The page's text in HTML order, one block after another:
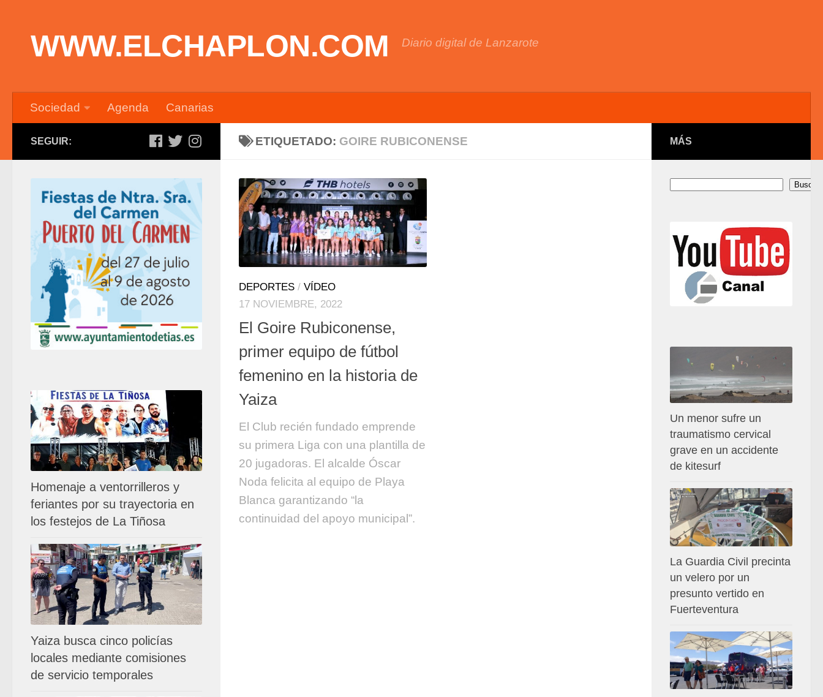
WWW.ELCHAPLON.COM Diario digital de Lanzarote
Sociedad Agenda Canarias
ETIQUETADO: GOIRE RUBICONENSE
DEPORTES / VÍDEO
17 NOVIEMBRE, 2022
El Goire Rubiconense,
primer equipo de fútbol
femenino en la historia de
Yaiza
El Club recién fundado emprende
su primera Liga con una plantilla de
20 jugadoras. El alcalde Óscar
Noda felicita al equipo de Playa
Blanca garantizando “la
continuidad del apoyo municipal”.
SEGUIR:
Homenaje a ventorrilleros y
feriantes por su trayectoria en
los festejos de La Tiñosa
Yaiza busca cinco policías
locales mediante comisiones
de servicio temporales
MÁS
Buscar
Un menor sufre un
traumatismo cervical
grave en un accidente
de kitesurf
La Guardia Civil precinta
un velero por un
presunto vertido en
Fuerteventura